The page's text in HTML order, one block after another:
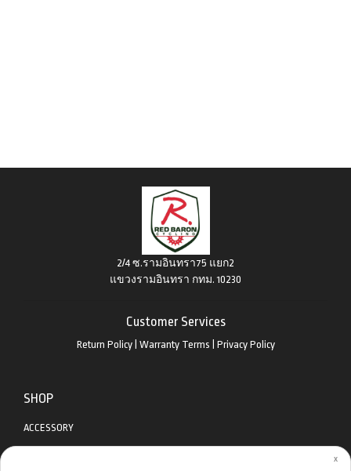
x
2/4 ซ.รามอินทรา75 แยก2
แขวงรามอินทรา กทม. 10230
Customer Services
Return Policy| Warranty Terms Privacy Policy
SHOP
ACCESSORY